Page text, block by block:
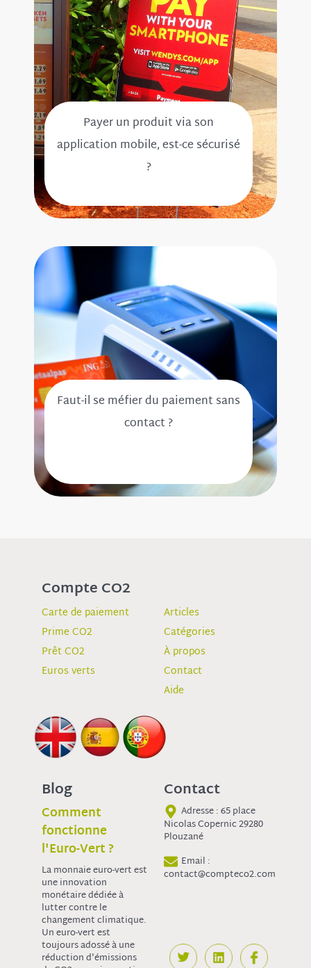
Payer un produit via son
application mobile, est-ce sécurisé
?
Faut-il se méfier du paiement sans
contact ?
Compte CO2
Carte de paiement
Prime CO2
Prêt CO2
Euros verts
Articles
Catégories
À propos
Contact
Aide
Blog
Comment
fonctionne
l'Euro-Vert ?
La monnaie euro-vert est
une innovation
monétaire dédiée à
lutter contre le
changement climatique.
Un euro-vert est
toujours adossé à une
réduction d'émissions
Contact
Adresse : 65 place
Nicolas Copernic 29280
Plouzané
Email :
contact@compteco2.com